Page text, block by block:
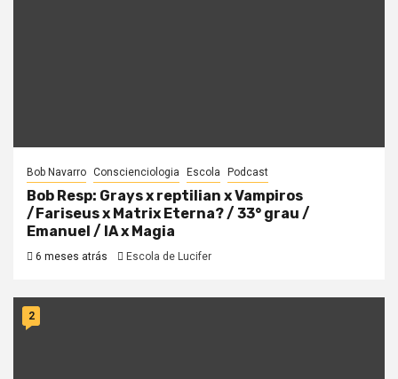
Bob Navarro Conscienciologia Escola Podcast
Bob Resp: Grays x reptilian x Vampiros
/Fariseus x Matrix Eterna? / 33° grau /
Emanuel / IA x Magia
6 meses atrás Escola de Lucifer
2